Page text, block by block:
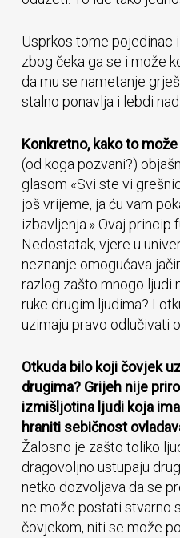
Usprkos tome pojedinac
zbog čeka ga se i može
da mu se nametanje
stalno ponavlja i lebdi nad
Konkretno, kako to
(od koga pozvani?)
glasom «Svi ste vi
još vrijeme, ja ću vam
izbavljenja.» Ovaj princip
Nedostatak, vjere u
neznanje omogućava
razlog zašto mnogo ljudi
ruke drugim ljudima? I
uzimaju pravo odlučivati
Otkuda bilo koji čovjek
drugima? Grijeh nije
izmišljotina ljudi koja
hraniti sebičnost
Žalosno je zašto toliko
dragovoljno ustupaju
netko dozvoljava da se
ne može postati stvarno
čovjekom, niti se može